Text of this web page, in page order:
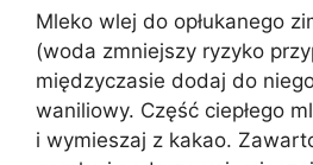
Mleko wlej do opłukanego
(woda zmniejszy ryzyko
międzyczasie dodaj do
waniliowy. Część ciepłego
i wymieszaj z kakao.